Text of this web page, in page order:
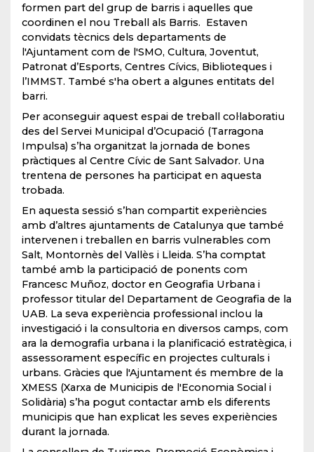
formen part del grup de barris i aquelles que
coordinen el nou Treball als Barris. Estaven
convidats tècnics dels departaments de
l'Ajuntament com de l'SMO, Cultura, Joventut,
Patronat d’Esports, Centres Cívics, Biblioteques i
l’IMMST. També s'ha obert a algunes entitats del
barri.
Per aconseguir aquest espai de treball col·laboratiu
des del Servei Municipal d’Ocupació (Tarragona
Impulsa) s’ha organitzat la jornada de bones
pràctiques al Centre Cívic de Sant Salvador. Una
trentena de persones ha participat en aquesta
trobada.
En aquesta sessió s’han compartit experiències
amb d’altres ajuntaments de Catalunya que també
intervenen i treballen en barris vulnerables com
Salt, Montornès del Vallès i Lleida. S’ha comptat
també amb la participació de ponents com
Francesc Muñoz, doctor en Geografia Urbana i
professor titular del Departament de Geografia de la
UAB. La seva experiència professional inclou la
investigació i la consultoria en diversos camps, com
ara la demografia urbana i la planificació estratègica, i
assessorament específic en projectes culturals i
urbans. Gràcies que l'Ajuntament és membre de la
XMESS (Xarxa de Municipis de l'Economia Social i
Solidària) s’ha pogut contactar amb els diferents
municipis que han explicat les seves experiències
durant la jornada.